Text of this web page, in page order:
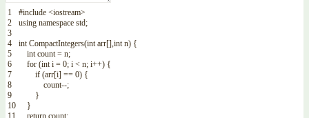
1
2
3
4
5
6
7
8
9
10
#include <iostream>
using namespace std;
int CompactIntegers(int arr[],int n) {
int count = n;
for (int i = 0; i < n; i++) {
if (arr[i] == 0) {
count--;
}
}